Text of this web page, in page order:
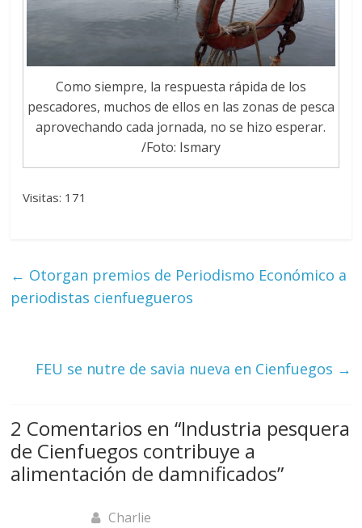
Como siempre, la respuesta rápida de los
pescadores, muchos de ellos en las zonas de pesca
aprovechando cada jornada, no se hizo esperar.
/Foto: Ismary
Visitas: 171
← Otorgan premios de Periodismo Económico a
periodistas cienfuegueros
FEU se nutre de savia nueva en Cienfuegos →
2 Comentarios en “Industria pesquera
de Cienfuegos contribuye a
alimentación de damnificados”
Charlie